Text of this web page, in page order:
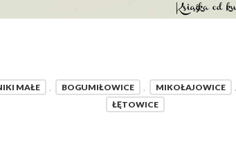
MAŁE BOGUMIŁOWICE MIKOŁAJOWICE
ŁĘTOWICE